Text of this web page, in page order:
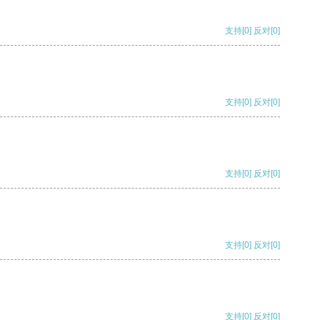
支持[0] 反对[0]
支持[0] 反对[0]
支持[0] 反对[0]
支持[0] 反对[0]
支持[0] 反对[0]